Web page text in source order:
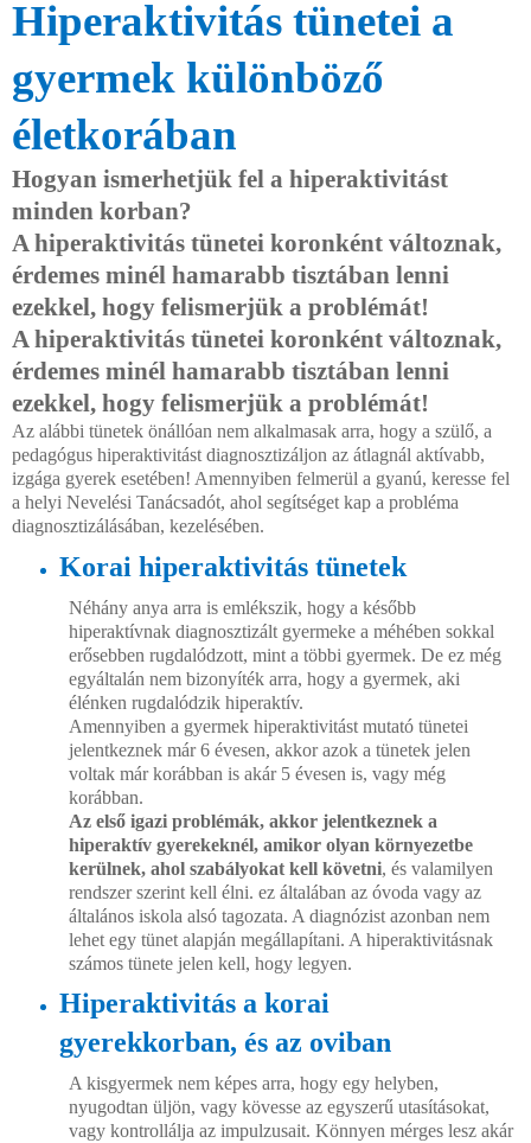
Hiperaktivitás tünetei a
gyermek különböző
életkorában
Hogyan ismerhetjük fel a hiperaktivitást
minden korban?
A hiperaktivitás tünetei koronként változnak,
érdemes minél hamarabb tisztában lenni
ezekkel, hogy felismerjük a problémát!
A hiperaktivitás tünetei koronként változnak,
érdemes minél hamarabb tisztában lenni
ezekkel, hogy felismerjük a problémát!
Az alábbi tünetek önállóan nem alkalmasak arra, hogy a szülő, a
pedagógus hiperaktivitást diagnosztizáljon az átlagnál aktívabb,
izgága gyerek esetében! Amennyiben felmerül a gyanú, keresse fel
a helyi Nevelési Tanácsadót, ahol segítséget kap a probléma
diagnosztizálásában, kezelésében.
Korai hiperaktivitás tünetek
Néhány anya arra is emlékszik, hogy a később
hiperaktívnak diagnosztizált gyermeke a méhében sokkal
erősebben rugdalódzott, mint a többi gyermek. De ez még
egyáltalán nem bizonyíték arra, hogy a gyermek, aki
élénken rugdalódzik hiperaktív.
Amennyiben a gyermek hiperaktivitást mutató tünetei
jelentkeznek már 6 évesen, akkor azok a tünetek jelen
voltak már korábban is akár 5 évesen is, vagy még
korábban.
Az első igazi problémák, akkor jelentkeznek a
hiperaktív gyerekeknél, amikor olyan környezetbe
kerülnek, ahol szabályokat kell követni, és valamilyen
rendszer szerint kell élni. ez általában az óvoda vagy az
általános iskola alsó tagozata. A diagnózist azonban nem
lehet egy tünet alapján megállapítani. A hiperaktivitásnak
számos tünete jelen kell, hogy legyen.
Hiperaktivitás a korai
gyerekkorban, és az oviban
A kisgyermek nem képes arra, hogy egy helyben,
nyugodtan üljön, vagy kövesse az egyszerű utasításokat,
vagy kontrollálja az impulzusait. Könnyen mérges lesz akár